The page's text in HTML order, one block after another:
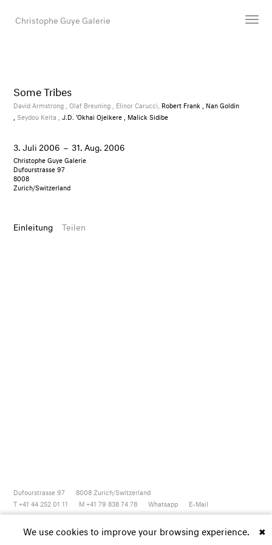
Christophe Guye Galerie
Messen
Some Tribes
David Armstrong ,Olaf Breuning , Elinor Carucci, Robert Frank , Nan Goldin
,Seydou Keita ,J.D. 'Okhai Ojeikere , Malick Sidibe
3. Juli 2006 – 31. Aug. 2006
Christophe Guye Galerie
Dufourstrasse 97
8008
Zurich/Switzerland
Einleitung Teilen
Dufourstrasse 97 8008 Zurich/Switzerland
T +41 44 252 01 11
M +41 79 838 74 78 Whatsapp E-Mail
Newsletter Instagram Vimeo Youtube ✖
We use cookies to improve your browsing experience.